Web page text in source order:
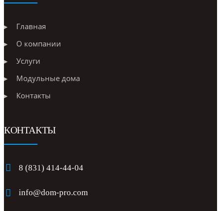
Главная
О компании
Услуги
Модульные дома
Контакты
КОНТАКТЫ
8 (831) 414-44-04
info@dom-pro.com